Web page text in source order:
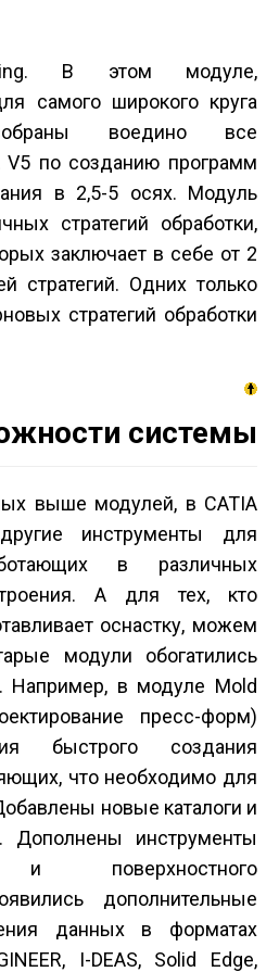
В этом модуле,
самого широкого круга
воедино все
V5 по созданию программ
в 2,5-5 осях. Модуль
стратегий обработки,
заключает в себе от 2
стратегий. Одних только
стратегий обработки
системы
выше модулей, в CATIA
инструменты для
в различных
А для тех, кто
оснастку, можем
модули обогатились
Например, в модуле Mold
пресс-форм)
быстрого создания
что необходимо для
новые каталоги и
Дополнены инструменты
и поверхностного
дополнительные
данных в форматах
I-DEAS, Solid Edge,